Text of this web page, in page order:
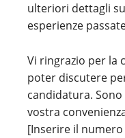
ulteriori dettagli
esperienze
Vi ringrazio per la
poter discutere
candidatura.
vostra
[Inserire il